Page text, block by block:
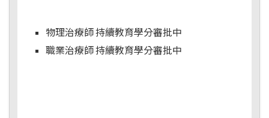
物理治療師 持續教育學分審批中
職業治療師 持續教育學分審批中